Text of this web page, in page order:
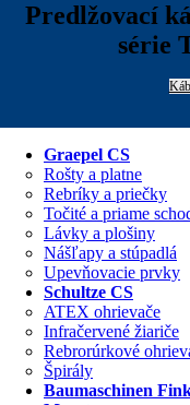
Predlžovací
série
Graepel CS
Rošty a platne
Rebríky a priečky
Točité a priame
Lávky a plošiny
Nášľapy a stúpadlá
Upevňovacie prvky
Schultze CS
ATEX ohrievače
Infračervené žiariče
Rebrorúrkové
Špirály
Baumaschinen